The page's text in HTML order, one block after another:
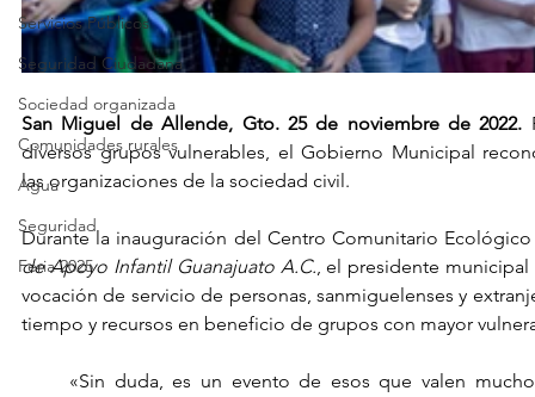
Servicios Públicos
Seguridad Ciudadana
Sociedad organizada
Comunidades rurales
Agua
Seguridad
Feria 2025
San Miguel de Allende, Gto. 25 de noviembre de 2022.
diversos grupos vulnerables, el Gobierno Municipal
las organizaciones de la sociedad civil.
Durante la inauguración del Centro Comunitario
de Apoyo Infantil Guanajuato A.C., el presidente
vocación de servicio de personas, sanmiguelenses y
tiempo y recursos en beneficio de grupos con mayor
«Sin duda, es un evento de esos que valen